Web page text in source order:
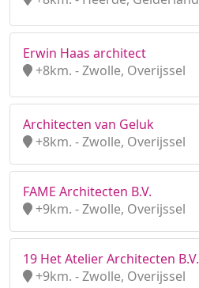
Erwin Haas architect
+8km. - Zwolle, Overijssel
Architecten van Geluk
+8km. - Zwolle, Overijssel
FAME Architecten B.V.
+9km. - Zwolle, Overijssel
19 Het Atelier Architecten B.V.
+9km. - Zwolle, Overijssel